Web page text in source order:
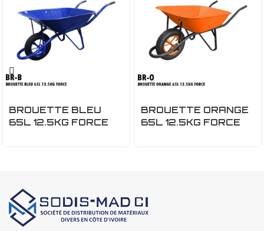
BROUETTE BLEU
65L 12.5KG FORCE
BROUETTE ORANGE
65L 12.5KG FORCE